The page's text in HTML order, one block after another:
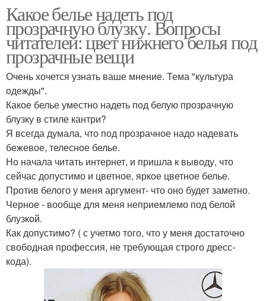
Какое белье надеть под
прозрачную блузку. Вопросы
читателей: цвет нижнего белья под
прозрачные вещи
Очень хочется узнать ваше мнение. Тема "культура
одежды".
Какое белье уместно надеть под белую прозрачную
блузку в стиле кантри?
Я всегда думала, что под прозрачное надо надевать
бежевое, телесное белье.
Но начала читать интернет, и пришла к выводу, что
сейчас допустимо и цветное, яркое цветное белье.
Против белого у меня аргумент- что оно будет заметно.
Черное - вообще для меня неприемлемо под белой
блузкой.
Как допустимо? ( с учетмо того, что у меня достаточно
свободная профессия, не требующая строго дресс-
кода).